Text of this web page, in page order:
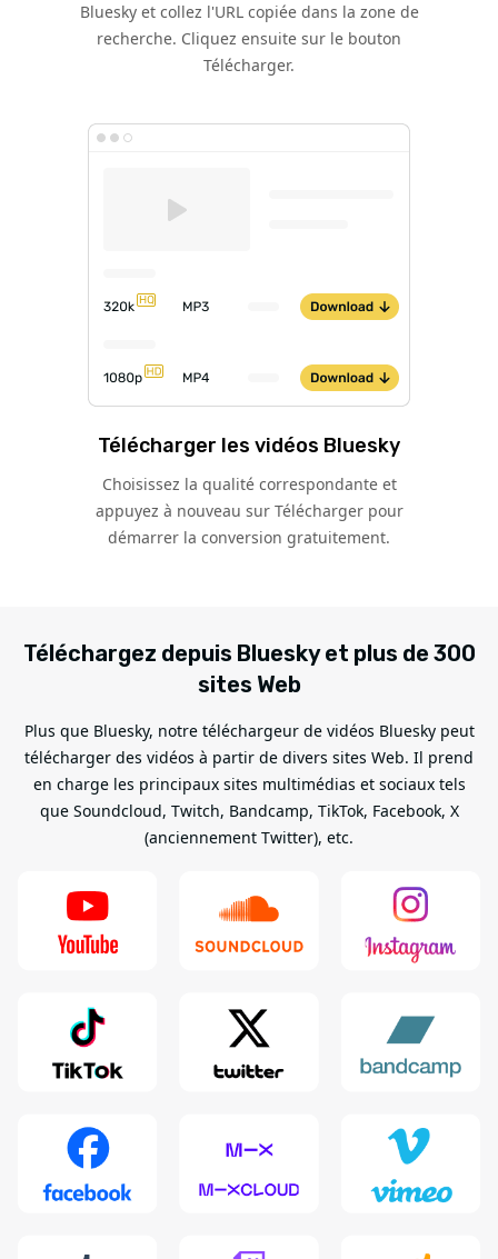
Bluesky et collez l'URL copiée dans la zone de
recherche. Cliquez ensuite sur le bouton
Télécharger.
Télécharger les vidéos Bluesky
Choisissez la qualité correspondante et
appuyez à nouveau sur Télécharger pour
démarrer la conversion gratuitement.
Téléchargez depuis Bluesky et plus de 300
sites Web
Plus que Bluesky, notre téléchargeur de vidéos Bluesky peut
télécharger des vidéos à partir de divers sites Web. Il prend
en charge les principaux sites multimédias et sociaux tels
que Soundcloud, Twitch, Bandcamp, TikTok, Facebook, X
(anciennement Twitter), etc.